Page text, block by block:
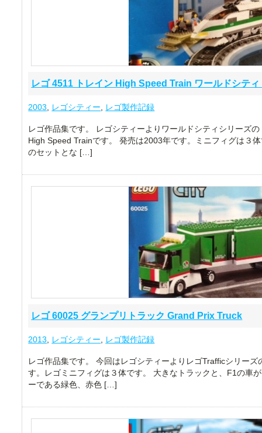
レゴ 4511 トレイン High Speed Train ワールドシティ
2003 レゴシティー レゴ製作記録
レゴ作品集です。 レゴシティーよりワールドシティシリーズ
High Speed Trainです。 発売は2003年です。ミニフィグは３
のセットとな […]
レゴ 60025 グランプリトラック Grand Prix Truck
2013 レゴシティー レゴ製作記録
レゴ作品集です。 今回はレゴシティーよりレゴTrafficシリー
す。レゴミニフィグは３体です。 大きなトラックと、F1の車
ーである緑色、赤色 […]